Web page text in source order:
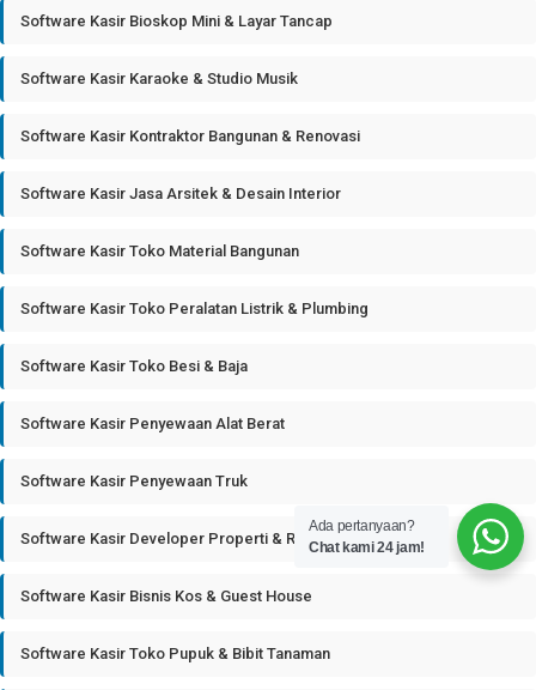
Software Kasir Bioskop Mini & Layar Tancap
Software Kasir Karaoke & Studio Musik
Software Kasir Kontraktor Bangunan & Renovasi
Software Kasir Jasa Arsitek & Desain Interior
Software Kasir Toko Material Bangunan
Software Kasir Toko Peralatan Listrik & Plumbing
Software Kasir Toko Besi & Baja
Software Kasir Penyewaan Alat Berat
Software Kasir Penyewaan Truk
Software Kasir Developer Properti & Real Estate
Software Kasir Bisnis Kos & Guest House
Software Kasir Toko Pupuk & Bibit Tanaman
Ada pertanyaan?
Chat kami 24 jam!